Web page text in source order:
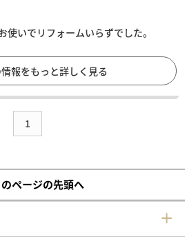
使いでリフォームいらずでした。
報をもっと詳しく見る
1
のページの先頭へ